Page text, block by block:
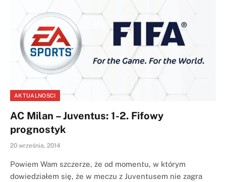
AKTUALNOSCI
AC Milan – Juventus: 1-2. Fifowy
prognostyk
20 września, 2014
Powiem Wam szczerze, że od momentu, w którym
dowiedziałem się, że w meczu z Juventusem nie zagra